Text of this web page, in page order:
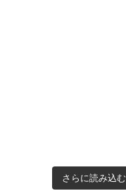
さらに読み込む